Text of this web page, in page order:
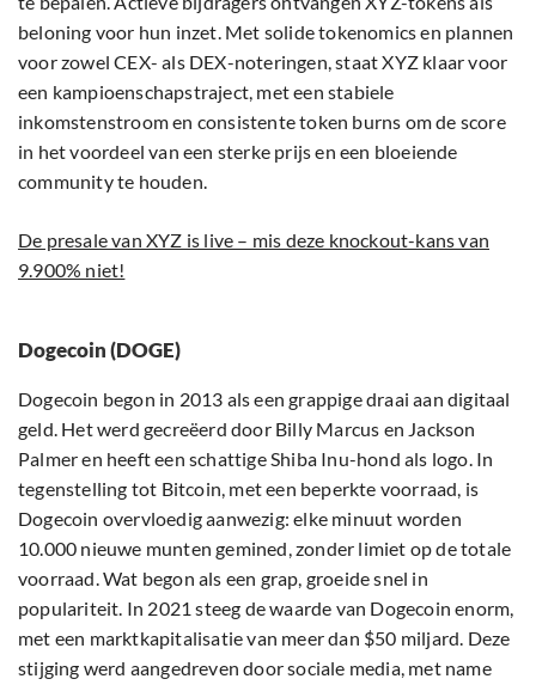
beloning voor hun inzet. Met solide tokenomics en plannen
voor zowel CEX- als DEX-noteringen, staat XYZ klaar voor
een kampioenschapstraject, met een stabiele
inkomstenstroom en consistente token burns om de score
in het voordeel van een sterke prijs en een bloeiende
community te houden.
De presale van XYZ is live – mis deze knockout-kans van
9.900% niet!
Dogecoin (DOGE)
Dogecoin begon in 2013 als een grappige draai aan digitaal
geld. Het werd gecreëerd door Billy Marcus en Jackson
Palmer en heeft een schattige Shiba Inu-hond als logo. In
tegenstelling tot Bitcoin, met een beperkte voorraad, is
Dogecoin overvloedig aanwezig: elke minuut worden
10.000 nieuwe munten gemined, zonder limiet op de totale
voorraad. Wat begon als een grap, groeide snel in
populariteit. In 2021 steeg de waarde van Dogecoin enorm,
met een marktkapitalisatie van meer dan $50 miljard. Deze
stijging werd aangedreven door sociale media, met name